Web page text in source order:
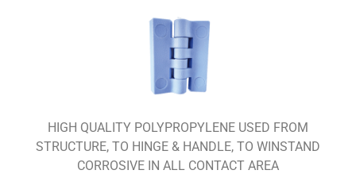
HIGH QUALITY POLYPROPYLENE USED FROM
STRUCTURE, TO HINGE & HANDLE, TO WINSTAND
CORROSIVE IN ALL CONTACT AREA